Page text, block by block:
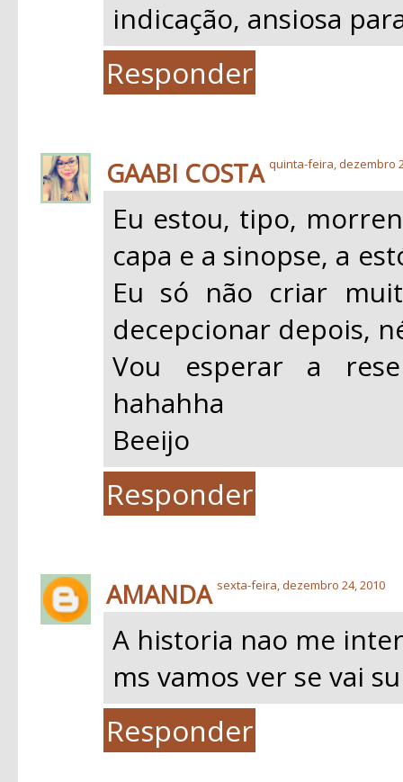
indicação, ansiosa
Responder
GAABI COSTA quinta-feira, dezembro
Eu estou, tipo,
capa e a sinopse, a
Eu só não criar
decepcionar depois,
Vou esperar a
hahahha
Beeijo
Responder
AMANDA sexta-feira, dezembro 24, 2010
A historia nao me
ms vamos ver se vai
Responder